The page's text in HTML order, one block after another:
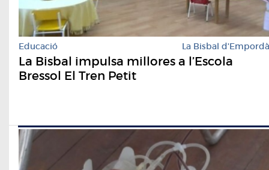
Educació La Bisbal d'Empordà
La Bisbal impulsa millores a l’Escola
Bressol El Tren Petit